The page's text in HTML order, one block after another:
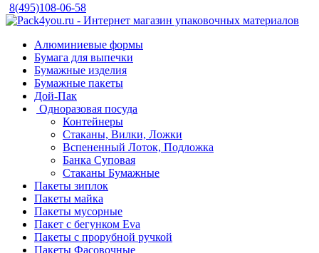
8(495)108-06-58
Алюминиевые формы
Бумага для выпечки
Бумажные изделия
Бумажные пакеты
Дой-Пак
Одноразовая посуда
Контейнеры
Стаканы, Вилки, Ложки
Вспененный Лоток, Подложка
Банка Суповая
Стаканы Бумажные
Пакеты зиплок
Пакеты майка
Пакеты мусорные
Пакет с бегунком Eva
Пакеты с прорубной ручкой
Пакеты Фасовочные